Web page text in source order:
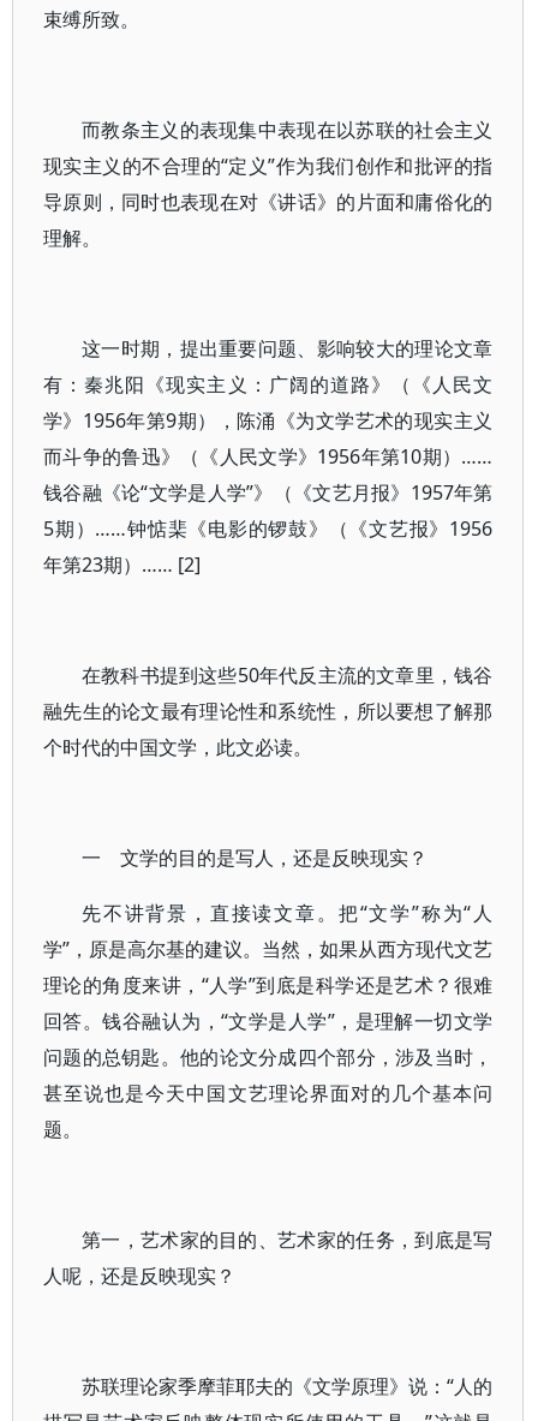
束缚所致。
而教条主义的表现集中表现在以苏联的社会主义
现实主义的不合理的“定义”作为我们创作和批评的指
导原则，同时也表现在对《讲话》的片面和庸俗化的
理解。
这一时期，提出重要问题、影响较大的理论文章
有：秦兆阳《现实主义：广阔的道路》（《人民文
学》1956年第9期），陈涌《为文学艺术的现实主义
而斗争的鲁迅》（《人民文学》1956年第10期）……
钱谷融《论“文学是人学”》（《文艺月报》1957年第
5期）……钟惦棐《电影的锣鼓》（《文艺报》1956
年第23期）…… [2]
在教科书提到这些50年代反主流的文章里，钱谷
融先生的论文最有理论性和系统性，所以要想了解那
个时代的中国文学，此文必读。
一 文学的目的是写人，还是反映现实？
先不讲背景，直接读文章。把“文学”称为“人
学”，原是高尔基的建议。当然，如果从西方现代文艺
理论的角度来讲，“人学”到底是科学还是艺术？很难
回答。钱谷融认为，“文学是人学”，是理解一切文学
问题的总钥匙。他的论文分成四个部分，涉及当时，
甚至说也是今天中国文艺理论界面对的几个基本问
题。
第一，艺术家的目的、艺术家的任务，到底是写
人呢，还是反映现实？
苏联理论家季摩菲耶夫的《文学原理》说：“人的